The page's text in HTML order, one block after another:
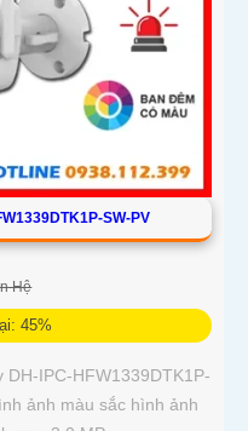
SW-PV
Hệ
45%
DH-IPC-HFW1339DTK1P-
ảnh màu sắc hình ảnh